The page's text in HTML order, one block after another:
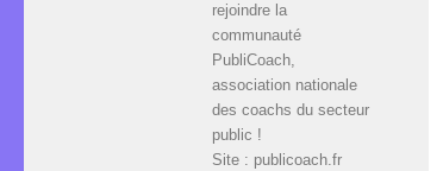
rejoindre la
communauté
PubliCoach,
association nationale
des coachs du secteur
public !
Site : publicoach.fr